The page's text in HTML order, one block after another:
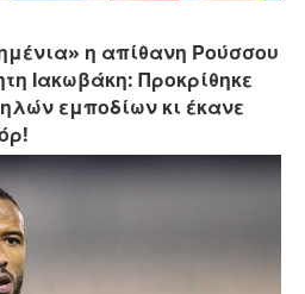
η απίθανη Ρούσσου
Ιακωβάκη: Προκρίθηκε
εμποδίων κι έκανε